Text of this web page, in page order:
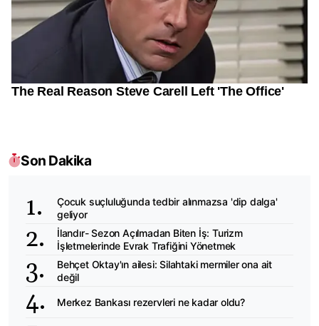
Son Dakika
Çocuk suçluluğunda tedbir alınmazsa 'dip dalga'
geliyor
İlandır- Sezon Açılmadan Biten İş: Turizm
İşletmelerinde Evrak Trafiğini Yönetmek
Behçet Oktay'ın ailesi: Silahtaki mermiler ona ait
değil
Merkez Bankası rezervleri ne kadar oldu?